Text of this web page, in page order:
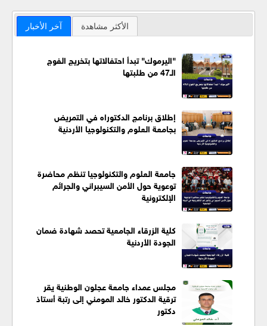
آخر الأخبار الأكثر مشاهدة
"اليرموك" تبدأ احتفالاتها بتخريج الفوج
الـ47 من طلبتها
إطلاق برنامج الدكتوراه في التمريض
بجامعة العلوم والتكنولوجيا الأردنية
جامعة العلوم والتكنولوجيا تنظم محاضرة
توعوية حول الأمن السيبراني والجرائم
الإلكترونية
كلية الزرقاء الجامعية تحصد شهادة ضمان
الجودة الأردنية
مجلس عمداء جامعة عجلون الوطنية يقر
ترقية الدكتور خالد المومني إلى رتبة أستاذ
دكتور